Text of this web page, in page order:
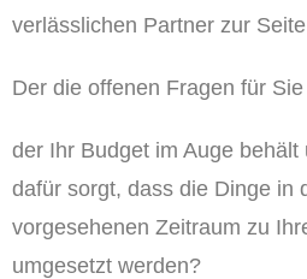
verlässlichen Partner zur
Der die offenen Fragen für
der Ihr Budget im Auge behält
dafür sorgt, dass die Dinge in
vorgesehenen Zeitraum zu
umgesetzt werden?